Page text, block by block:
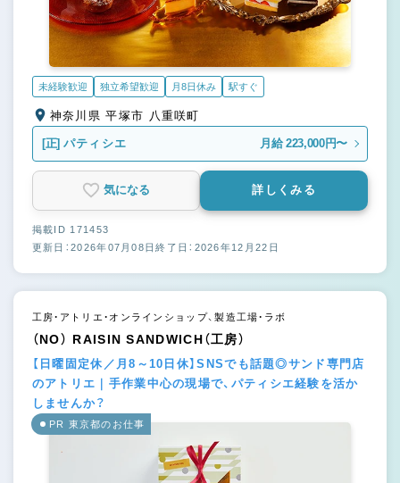
未経験歓迎 独立希望歓迎 月8日休み 駅すぐ
神奈川県 平塚市 八重咲町
[正] パティシエ 月給 223,000円〜
気になる 詳しくみる
掲載ID 171453
更新日：2026年07月08日終了日：2026年12月22日
工房・アトリエ・オンラインショップ、製造工場・ラボ
（NO） RAISIN SANDWICH（工房）
【日曜固定休／月8～10日休】SNSでも話題◎サンド専門店
のアトリエ｜手作業中心の現場で、パティシエ経験を活か
しませんか？
PR 東京都のお仕事